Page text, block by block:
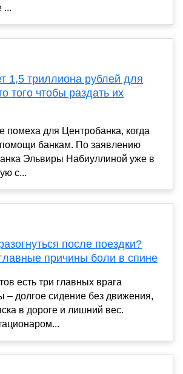
...
1,5 триллиона рублей для
того чтобы раздать их
для Центробанка, когда
помощи банкам. По заявлению
Эльвиры Набиуллиной уже в
с...
после поездки?
причины боли в спине
есть три главных врага
– долгое сидение без движения,
в дороге и лишний вес.